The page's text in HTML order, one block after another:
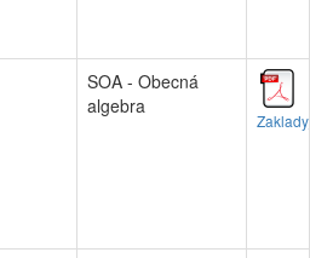
SOA - Obecná
algebra